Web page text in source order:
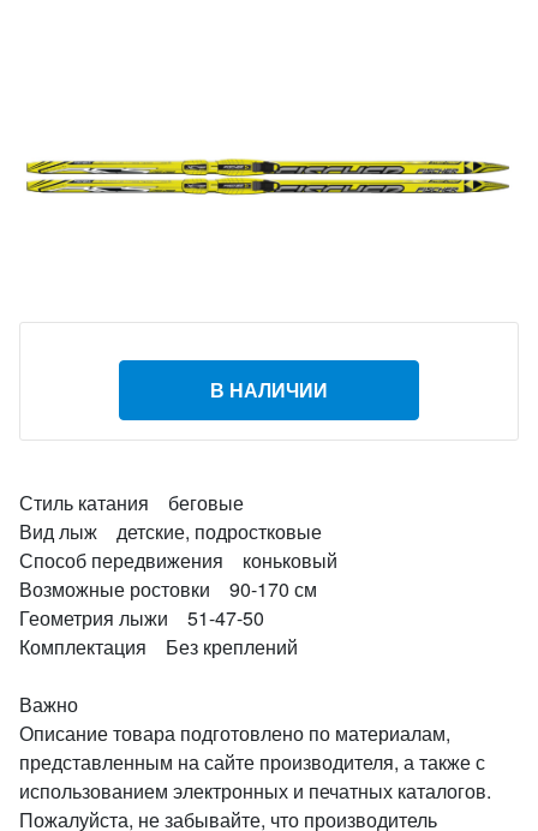
В НАЛИЧИИ
Стиль катания беговые
Вид лыж детские, подростковые
Способ передвижения коньковый
Возможные ростовки 90-170 см
Геометрия лыжи 51-47-50
Комплектация Без креплений
Важно
Описание товара подготовлено по материалам,
представленным на сайте производителя, а также с
использованием электронных и печатных каталогов.
Пожалуйста, не забывайте, что производитель